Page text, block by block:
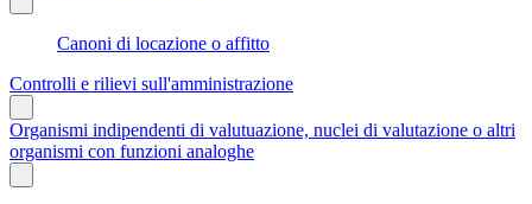
Canoni di locazione o affitto
Controlli e rilievi sull'amministrazione
Organismi indipendenti di valutuazione, nuclei di valutazione o altri
organismi con funzioni analoghe